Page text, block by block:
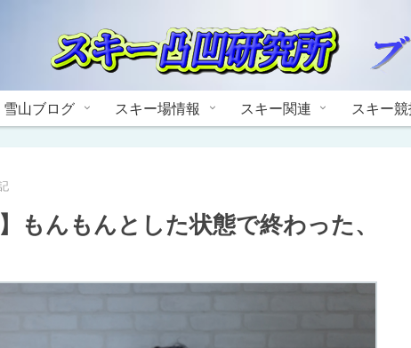
雪山ブログ スキー場情報 スキー関連 スキー
もんもんとした状態で終わった、